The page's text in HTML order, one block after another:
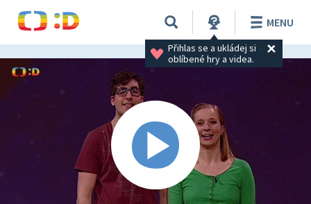
Přihlas se a ukládej si
oblíbené hry a videa.
MENU